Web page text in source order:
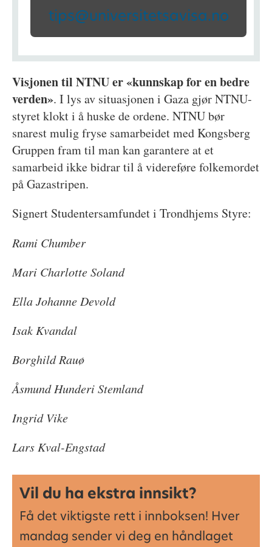
tips@universitetsavisa.no
Visjonen til NTNU er «kunnskap for en bedre
verden». I lys av situasjonen i Gaza gjør NTNU-
styret klokt i å huske de ordene. NTNU bør
snarest mulig fryse samarbeidet med Kongsberg
Gruppen fram til man kan garantere at et
samarbeid ikke bidrar til å videreføre folkemordet
på Gazastripen.
Signert Studentersamfundet i Trondhjems Styre:
Rami Chumber
Mari Charlotte Soland
Ella Johanne Devold
Isak Kvandal
Borghild Rauø
Åsmund Hunderi Stemland
Ingrid Vike
Lars Kval-Engstad
Vil du ha ekstra innsikt?
Få det viktigste rett i innboksen! Hver
mandag sender vi deg en håndlaget